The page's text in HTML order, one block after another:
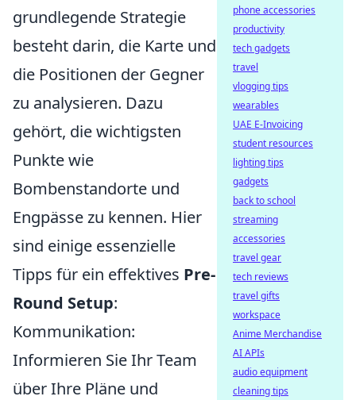
grundlegende Strategie
besteht darin, die Karte und
die Positionen der Gegner
zu analysieren. Dazu
gehört, die wichtigsten
Punkte wie
Bombenstandorte und
Engpässe zu kennen. Hier
sind einige essenzielle
Tipps für ein effektives Pre-
Round Setup:
Kommunikation:
Informieren Sie Ihr Team
über Ihre Pläne und
phone accessories
productivity
tech gadgets
travel
vlogging tips
wearables
UAE E-Invoicing
student resources
lighting tips
gadgets
back to school
streaming
accessories
travel gear
tech reviews
travel gifts
workspace
Anime Merchandise
AI APIs
audio equipment
cleaning tips